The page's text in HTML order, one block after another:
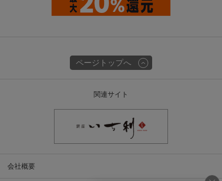
ページトップへ
関連サイト
会社概要